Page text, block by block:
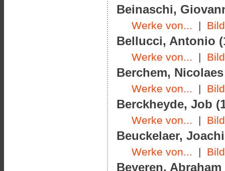
Beinaschi,
Werke von... |
Bellucci, Antonio
Werke von... |
Berchem, Nicolaes
Werke von... |
Berckheyde, Job
Werke von... |
Beuckelaer,
Werke von... |
Beyeren, Abraham